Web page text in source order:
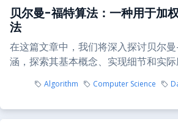
贝尔曼-福特算法：一种用于加
法
在这篇文章中，我们将深入探讨贝尔
涵，探索其基本概念、实现细节和实
Algorithm Computer Science